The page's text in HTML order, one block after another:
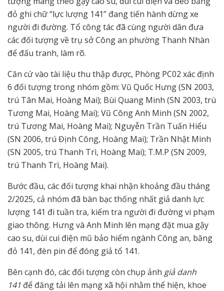
đỏ ghi chữ “lực lượng 141” đang tiến hành dừng xe
người đi đường. Tổ công tác đã cùng người dân đưa
các đối tượng về trụ sở Công an phường Thanh Nhàn
để đấu tranh, làm rõ.
Căn cứ vào tài liệu thu thập được, Phòng PC02 xác định
6 đối tượng trong nhóm gồm: Vũ Quốc Hưng (SN 2003,
trú Tân Mai, Hoàng Mai); Bùi Quang Minh (SN 2003, trú
Tương Mai, Hoàng Mai); Vũ Công Anh Minh (SN 2002,
trú Tương Mai, Hoàng Mai); Nguyễn Trần Tuấn Hiểu
(SN 2006, trú Định Công, Hoàng Mai); Trần Nhật Minh
(SN 2005, trú Thanh Trì, Hoàng Mai); T.M.P (SN 2009,
trú Thanh Trì, Hoàng Mai).
Bước đầu, các đối tượng khai nhận khoảng đầu tháng
2/2025, cả nhóm đã bàn bạc thống nhất giả danh lực
lượng 141 đi tuần tra, kiểm tra người đi đường vi phạm
giao thông. Hưng và Anh Minh lên mạng đặt mua gậy
cao su, dùi cui điện mũ bảo hiểm ngành Công an, băng
đỏ 141, đèn pin để đóng giả tổ 141.
Bên cạnh đó, các đối tượng còn chụp ảnh giả danh
141 để đăng tải lên mạng xã hội nhằm thể hiện, khoe